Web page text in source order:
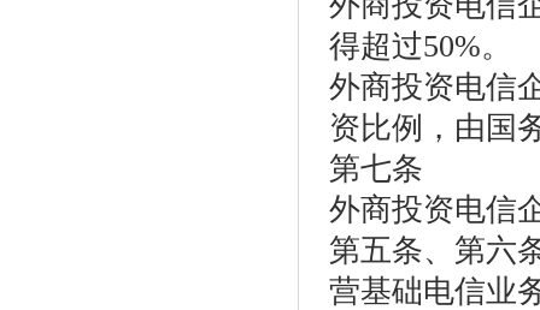
得超过50%。
外商投资电信
资比例，由国
第七条
外商投资电信
第五条、第六
营基础电信业